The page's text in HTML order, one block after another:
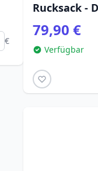
€
Rucksack -
Tangled
79,90 €
Verfügbar